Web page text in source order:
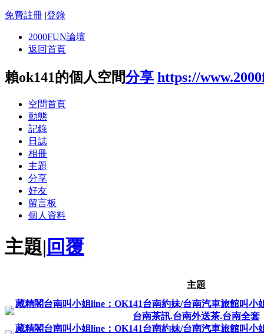
免費註冊 |登錄
2000FUN論壇
返回首頁
賴ok141的個人空間分享 https://
空間首頁
動態
記錄
日誌
相冊
主題
分享
好友
留言板
個人資料
主題| 回覆
主題
藏精閣台南叫小姐line：OK141台南約妹/台南汽車旅館叫小
台南茶訊.台南外送茶.台南全套
藏精閣台南叫小姐line：OK141台南約妹/台南汽車旅館叫小